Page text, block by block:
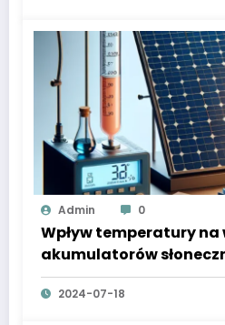
Admin 0
Wpływ temperatury
akumulatorów
2024-07-18